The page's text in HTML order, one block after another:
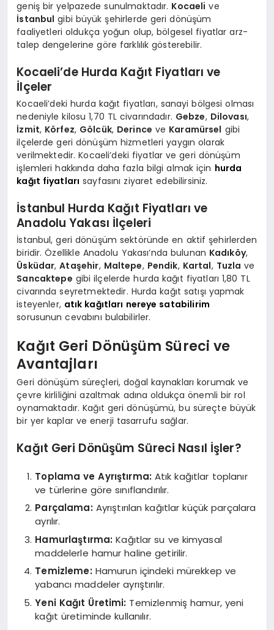
geniş bir yelpazede sunulmaktadır. Kocaeli ve
İstanbul gibi büyük şehirlerde geri dönüşüm
faaliyetleri oldukça yoğun olup, bölgesel fiyatlar arz-
talep dengelerine göre farklılık gösterebilir.
Kocaeli’de Hurda Kağıt Fiyatları ve
İlçeler
Kocaeli’deki hurda kağıt fiyatları, sanayi bölgesi olması
nedeniyle kilosu 1,70 TL civarındadır. Gebze, Dilovası,
İzmit, Körfez, Gölcük, Derince ve Karamürsel gibi
ilçelerde geri dönüşüm hizmetleri yaygın olarak
verilmektedir. Kocaeli’deki fiyatlar ve geri dönüşüm
işlemleri hakkında daha fazla bilgi almak için hurda
kağıt fiyatları sayfasını ziyaret edebilirsiniz.
İstanbul Hurda Kağıt Fiyatları ve
Anadolu Yakası İlçeleri
İstanbul, geri dönüşüm sektöründe en aktif şehirlerden
biridir. Özellikle Anadolu Yakası’nda bulunan Kadıköy,
Üsküdar,Ataşehir, Maltepe, Pendik, Kartal, Tuzla ve
Sancaktepe gibi ilçelerde hurda kağıt fiyatları 1,80 TL
civarında seyretmektedir. Hurda kağıt satışı yapmak
isteyenler, atık kağıtları nereye satabilirim
sorusunun cevabını bulabilirler.
Kağıt Geri Dönüşüm Süreci ve
Avantajları
Geri dönüşüm süreçleri, doğal kaynakları korumak ve
çevre kirliliğini azaltmak adına oldukça önemli bir rol
oynamaktadır. Kağıt geri dönüşümü, bu süreçte büyük
bir yer kaplar ve enerji tasarrufu sağlar.
Kağıt Geri Dönüşüm Süreci Nasıl İşler?
Toplama ve Ayrıştırma: Atık kağıtlar toplanır
ve türlerine göre sınıflandırılır.
Parçalama: Ayrıştırılan kağıtlar küçük parçalara
ayrılır.
Hamurlaştırma: Kağıtlar su ve kimyasal
maddelerle hamur haline getirilir.
Temizleme: Hamurun içindeki mürekkep ve
yabancı maddeler ayrıştırılır.
Yeni Kağıt Üretimi: Temizlenmiş hamur, yeni
kağıt üretiminde kullanılır.